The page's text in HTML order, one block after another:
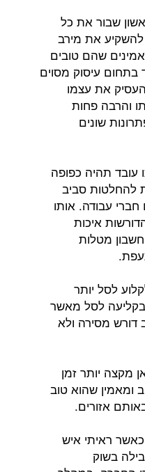
שבור את כל
את מירב
שהם טובים
עיסוק מסוים
את עצמו
והרבה פחות
שונים
תהיה כפופה
להחלטות סביב
חברי עבודה. אותו
איכות
מטלות
לסל יותר
בקליעה לסל מאשר
מסירה ולא
מקצה יותר זמן
ומאמין שהוא טוב
אזורים.
כאשר ראיתי איש
בשוק